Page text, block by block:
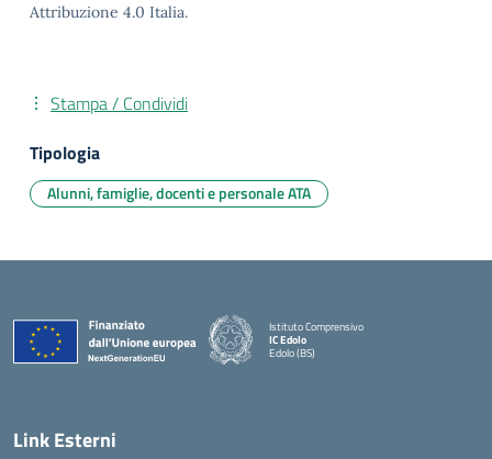
Attribuzione 4.0 Italia.
Stampa / Condividi
Tipologia
Alunni, famiglie, docenti e personale ATA
Istituto Comprensivo
IC Edolo
Edolo (BS)
Link Esterni